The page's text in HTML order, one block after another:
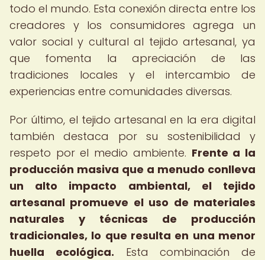
todo el mundo. Esta conexión directa entre los
creadores y los consumidores agrega un
valor social y cultural al tejido artesanal, ya
que fomenta la apreciación de las
tradiciones locales y el intercambio de
experiencias entre comunidades diversas.
Por último, el tejido artesanal en la era digital
también destaca por su sostenibilidad y
respeto por el medio ambiente. Frente a la
producción masiva que a menudo conlleva
un alto impacto ambiental, el tejido
artesanal promueve el uso de materiales
naturales y técnicas de producción
tradicionales, lo que resulta en una menor
huella ecológica. Esta combinación de